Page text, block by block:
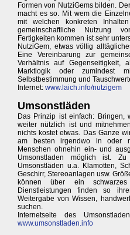
Formen von NutziGems bilden.
macht es so. Mit wem die
mit welchen konkreten
gemeinschaftliche Nutzung
Fertigkeiten kommen ist sehr
NutziGem, etwas völlig
Eine Vereinbarung zur
Verhältnis auf Gegenseitigkeit,
Marktlogik oder zumindest
Selbstbestimmung und
Internet: www.laich.info/nutzigem
Umsonstläden
Das Prinzip ist einfach: Bringen,
weiter nützlich ist und
nichts kostet etwas. Das Ganze
am besten irgendwo in oder
Menschen ohnehin ein- und
Umsonstladen möglich ist.
Umsonstläden u.a. Klamotten,
Geschirr, Stereoanlagen usw.
können über ein
Dienstleistungen finden so
Weitergabe von Wissen,
suchen.
Internetseite des
www.umsonstladen.info